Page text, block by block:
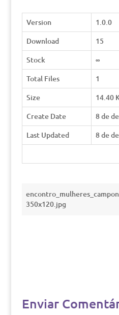
Version
1.0.0
Download
15
Stock
∞
Total Files
1
Size
14.40
Create Date
8 de
Last Updated
8 de
350x120.jpg
Enviar